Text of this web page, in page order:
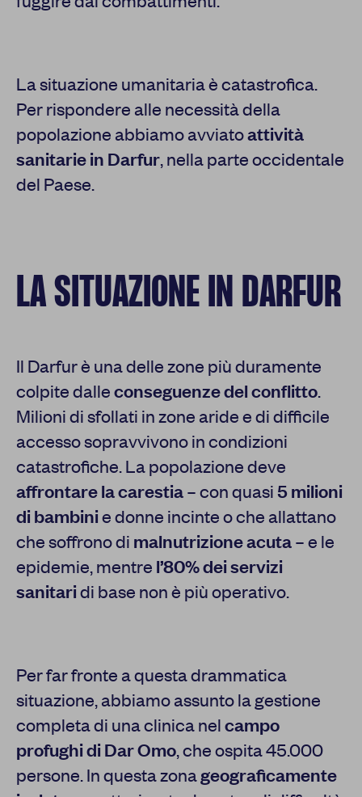
La situazione umanitaria è catastrofica.
Per rispondere alle necessità della
popolazione abbiamo avviatoattività
sanitarie in Darfur, nella parte occidentale
del Paese.
LA SITUAZIONE IN DARFUR
Il Darfur è una delle zone più duramente
colpite dalleconseguenze del conflitto.
Milioni di sfollati in zone aride e di difficile
accesso sopravvivono in condizioni
catastrofiche. La popolazione deve
affrontare la carestia– con quasi5 milioni
di bambinie donne incinte o che allattano
che soffrono di malnutrizione acuta– e le
epidemie, mentre l’80% dei servizi
sanitaridi base non è più operativo.
Per far fronte a questa drammatica
situazione, abbiamo assunto la gestione
completa di una clinica nelcampo
profughi di Dar Omo, che ospita 45.000
persone. In questa zonageograficamente